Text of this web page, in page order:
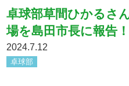
卓球部草間ひかるさ
場を島田市長に報告！
2024.7.12
卓球部